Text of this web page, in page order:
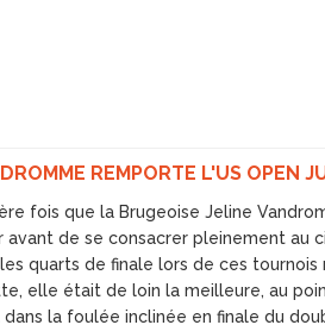
REMPORTE L'US OPEN
fois que la Brugeoise Jeline
avant de se consacrer pleinement au
quarts de finale lors de ces tournois
elle était de loin la meilleure, au
la foulée inclinée en finale du